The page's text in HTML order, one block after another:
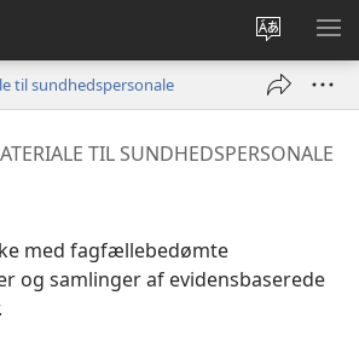
Vælg
sprog
VIS
til sundhedspersonale
TIL SUNDHEDSPERSONALE
med fagfællebedømte
og samlinger af evidensbaserede